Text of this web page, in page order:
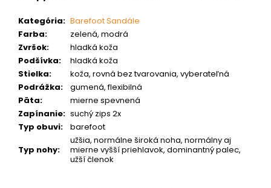
Kategória: Barefoot Sandále
Farba:
zelená, modrá
Zvršok:
hladká koža
Podšívka:
hladká koža
Stielka:
koža, rovná bez tvarovania, vyberateľná
Podrážka:
gumená, flexibilná
Päta:
mierne spevnená
Zapínanie: suchý zips 2x
Typ obuvi:
barefoot
Typ nohy:
užšia, normálne široká noha, normálny aj
mierne vyšší priehlavok, dominantný palec,
užší členok